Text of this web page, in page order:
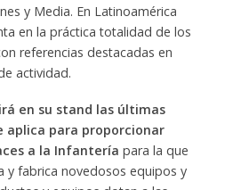
y Media. En Latinoamérica
en la práctica totalidad de los
referencias destacadas en
actividad.
en su stand las últimas
aplica para proporcionar
a la Infantería para la que
y fabrica novedosos equipos y